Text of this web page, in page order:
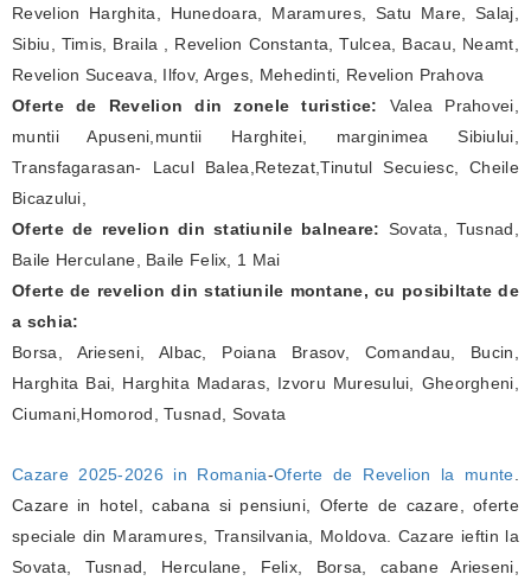
Revelion Harghita, Hunedoara, Maramures, Satu Mare, Salaj,
Sibiu, Timis, Braila , Revelion Constanta, Tulcea, Bacau, Neamt,
Revelion Suceava, Ilfov, Arges, Mehedinti, Revelion Prahova
Oferte de Revelion din zonele turistice: Valea Prahovei,
muntii Apuseni,muntii Harghitei, marginimea Sibiului,
Transfagarasan- Lacul Balea,Retezat,Tinutul Secuiesc, Cheile
Bicazului,
Oferte de revelion din statiunile balneare: Sovata, Tusnad,
Baile Herculane, Baile Felix, 1 Mai
Oferte de revelion din statiunile montane, cu posibiltate de
a schia:
Borsa, Arieseni, Albac, Poiana Brasov, Comandau, Bucin,
Harghita Bai, Harghita Madaras, Izvoru Muresului, Gheorgheni,
Ciumani,Homorod, Tusnad, Sovata
Cazare 2025-2026 in Romania-Oferte de Revelion la munte
Cazare in hotel, cabana si pensiuni, Oferte de cazare, oferte
speciale din Maramures, Transilvania, Moldova. Cazare ieftin la
Sovata, Tusnad, Herculane, Felix, Borsa, cabane Arieseni,